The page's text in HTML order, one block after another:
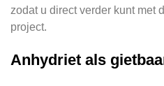
zodat u direct verder kunt met
project.
Anhydriet als